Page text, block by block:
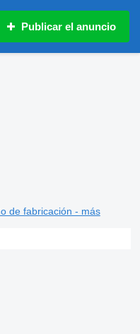
Publicar el anuncio
de fabricación - más